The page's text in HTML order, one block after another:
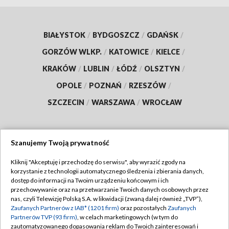
BIAŁYSTOK / BYDGOSZCZ / GDAŃSK /
GORZÓW WLKP. / KATOWICE / KIELCE /
KRAKÓW / LUBLIN / ŁÓDŹ / OLSZTYN /
OPOLE / POZNAŃ / RZESZÓW /
SZCZECIN / WARSZAWA / WROCŁAW
TVP
Abonament TVP
Emisja w TVP
Centrum informacji TVP
Regulamin TVP
Polityka prywatności
Moje zgody
Szanujemy Twoją prywatność
Kliknij "Akceptuję i przechodzę do serwisu", aby wyrazić zgody na
korzystanie z technologii automatycznego śledzenia i zbierania danych,
dostęp do informacji na Twoim urządzeniu końcowym i ich
przechowywanie oraz na przetwarzanie Twoich danych osobowych przez
nas, czyli Telewizję Polską S.A. w likwidacji (zwaną dalej również „TVP”),
Zaufanych Partnerów z IAB* (1201 firm) oraz pozostałych Zaufanych
Partnerów TVP (93 firm), w celach marketingowych (w tym do
zautomatyzowanego dopasowania reklam do Twoich zainteresowań i